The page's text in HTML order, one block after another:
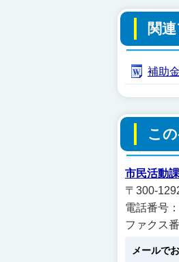
関
補助
こ
市民活動課
〒300-
電話番号
ファクス
メールで